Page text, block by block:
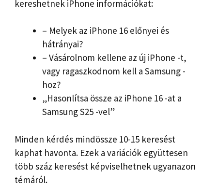
kereshetnek iPhone információkat:
– Melyek az iPhone 16 előnyei és
hátrányai?
– Vásárolnom kellene az új iPhone -t,
vagy ragaszkodnom kell a Samsung -
hoz?
„Hasonlítsa össze az iPhone 16 -at a
Samsung S25 -vel”
Minden kérdés mindössze 10-15 keresést
kaphat havonta. Ezek a variációk együttesen
több száz keresést képviselhetnek ugyanazon
témáról.